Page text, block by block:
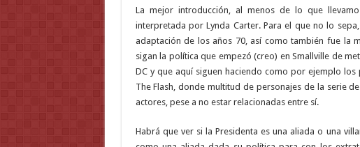
La mejor introducción, al menos de lo que
interpretada por Lynda Carter. Para el que no lo
adaptación de los años 70, así como también fue la
sigan la política que empezó (creo) en Smallville de
DC y que aquí siguen haciendo como por ejemplo
The Flash, donde multitud de personajes de la serie
actores, pese a no estar relacionadas entre sí.
Habrá que ver si la Presidenta es una aliada o una